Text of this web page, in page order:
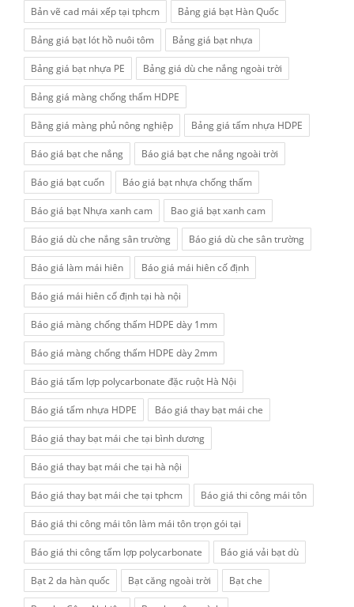
Bản vẽ cad mái xếp tại tphcm Bảng giá bạt Hàn Quốc
Bảng giá bạt lót hồ nuôi tôm Bảng giá bạt nhựa
Bảng giá bạt nhựa PE Bảng giá dù che nắng ngoài trời
Bảng giá màng chống thấm HDPE
Bằng giá màng phủ nông nghiệp Bảng giá tấm nhựa HDPE
Báo giá bạt che nắng Báo giá bạt che nắng ngoài trời
Báo giá bạt cuốn Báo giá bạt nhựa chống thấm
Báo giá bạt Nhựa xanh cam Bao giá bạt xanh cam
Báo giá dù che nắng sân trường Báo giá dù che sân trường
Báo giá làm mái hiên Báo giá mái hiên cố định
Báo giá mái hiên cố định tại hà nội
Báo giá màng chống thấm HDPE dày 1mm
Báo giá màng chống thấm HDPE dày 2mm
Báo giá tấm lợp polycarbonate đặc ruột Hà Nội
Báo giá tấm nhựa HDPE Báo giá thay bạt mái che
Báo giá thay bạt mái che tại bình dương
Báo giá thay bạt mái che tại hà nội
Báo giá thay bạt mái che tại tphcm Báo giá thi công mái tôn
Báo giá thi công mái tôn làm mái tôn trọn gói tại
Báo giá thi công tấm lợp polycarbonate Báo giá vải bạt dù
Bạt 2 da hàn quốc Bạt căng ngoài trời Bạt che